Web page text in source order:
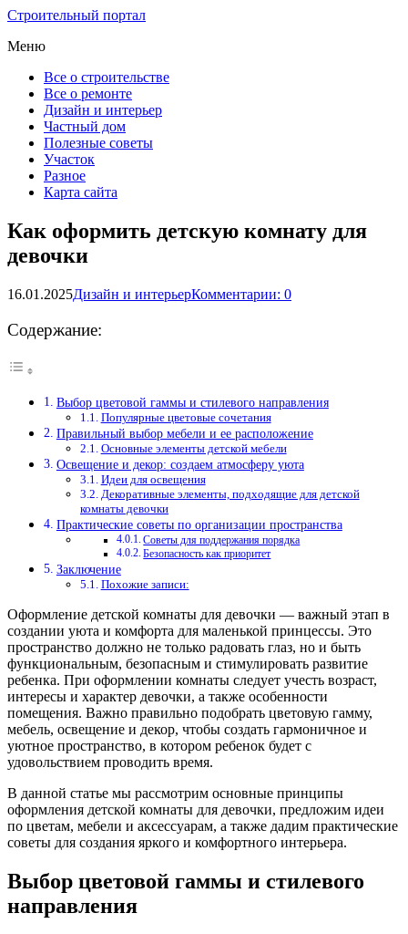
Строительный портал
Меню
Все о строительстве
Все о ремонте
Дизайн и интерьер
Частный дом
Полезные советы
Участок
Разное
Карта сайта
Как оформить детскую комнату для
девочки
16.01.2025Дизайн и интерьерКомментарии: 0
Содержание:
Выбор цветовой гаммы и стилевого направления
Популярные цветовые сочетания
Правильный выбор мебели и ее расположение
Основные элементы детской мебели
Освещение и декор: создаем атмосферу уюта
Идеи для освещения
Декоративные элементы, подходящие для детской
комнаты девочки
Практические советы по организации пространства
Советы для поддержания порядка
Безопасность как приоритет
Заключение
Похожие записи:
Оформление детской комнаты для девочки — важный этап в
создании уюта и комфорта для маленькой принцессы. Это
пространство должно не только радовать глаз, но и быть
функциональным, безопасным и стимулировать развитие
ребенка. При оформлении комнаты следует учесть возраст,
интересы и характер девочки, а также особенности
помещения. Важно правильно подобрать цветовую гамму,
мебель, освещение и декор, чтобы создать гармоничное и
уютное пространство, в котором ребенок будет с
удовольствием проводить время.
В данной статье мы рассмотрим основные принципы
оформления детской комнаты для девочки, предложим идеи
по цветам, мебели и аксессуарам, а также дадим практические
советы для создания яркого и комфортного интерьера.
Выбор цветовой гаммы и стилевого
направления